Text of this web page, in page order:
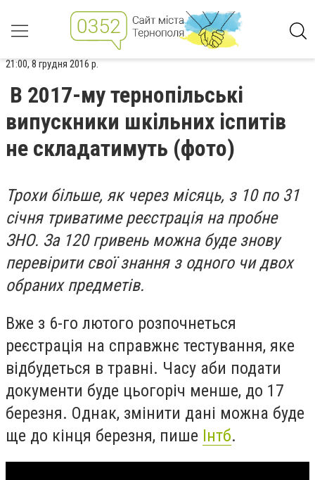
21:00, 8 грудня 2016 р.
В 2017-му тернопільські
випускники шкільних іспитів
не складатимуть (фото)
Трохи більше, як через місяць, з 10 по 31
січня триватиме реєстрація на пробне
ЗНО. За 120 гривень можна буде знову
перевірити свої знання з одного чи двох
обраних предметів.
Вже з 6-го лютого розпочнеться
реєстрація на справжнє тестування, яке
відбудеться в травні. Часу аби подати
документи буде цьогоріч менше, до 17
березня. Однак, змінити дані можна буде
ще до кінця березня, пише Інтб.